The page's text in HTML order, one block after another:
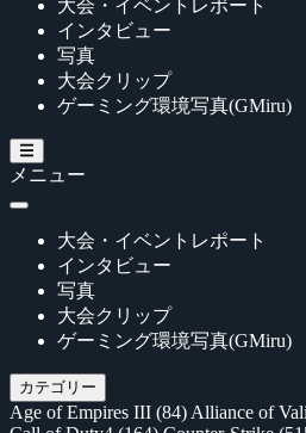
大会・イベントレポート
インタビュー
写真
大会クリップ
ゲーミング環境写真(GMiru)
メニュー
大会・イベントレポート
インタビュー
写真
大会クリップ
ゲーミング環境写真(GMiru)
カテゴリー
Age of Empires III (84) Alliance of